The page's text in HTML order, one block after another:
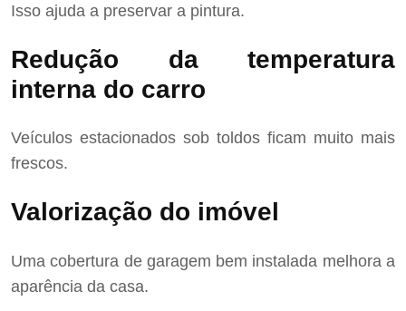
Isso ajuda a preservar a pintura.
Redução da temperatura
interna do carro
Veículos estacionados sob toldos ficam muito mais
frescos.
Valorização do imóvel
Uma cobertura de garagem bem instalada melhora a
aparência da casa.